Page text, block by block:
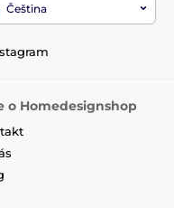
Čeština
o Homedesignshop